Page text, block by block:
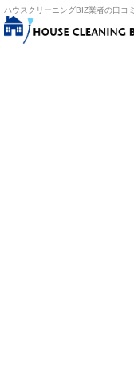
ハウスクリーニングBIZ業者の口コ